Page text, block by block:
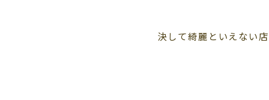
決して綺麗といえない店